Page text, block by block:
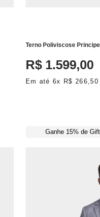
Terno Poliviscose
R$ 1.599,00
Em até6x R$ 266 ,50
Ganhe 15% de